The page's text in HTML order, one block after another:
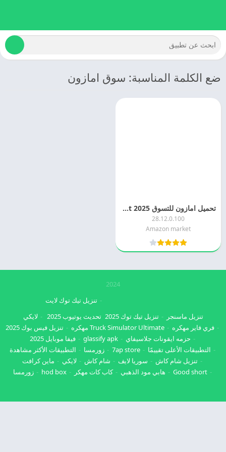
ضع الكلمة المناسبة: سوق امازون
تحميل امازون للتسوق 2025 Amazon Market اخر اصدار
28.12.0.100
Amazon market
2024
تنزيل ماسنجر تنزيل تيك توك 2025
تنزيل تيك توك لايت
تحديث يوتيوب 2025
لايكي
فري فاير مهكره
Truck Simulator Ultimate مهكره
تنزيل فيس بوك 2025
حزمه ايقونات جلاسيفاي
glassify apk
فيفا موبايل 2025
التطبيقات الأعلى تقييمًا
7ap store زورمسا
التطبيقات الأكثر مشاهدة
تنزيل شام كاش
سوريا لايف شام كاش لايكي
ماين كرافت
Good short
هابي مود الذهبي كاب كات مهكر hod box زورمسا